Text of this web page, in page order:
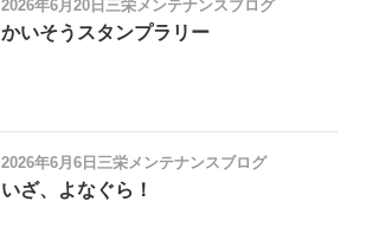
2026年6月20日 三栄メンテナンスブログ
かいそうスタンプラリー
2026年6月6日 三栄メンテナンスブログ
いざ、よなぐら！